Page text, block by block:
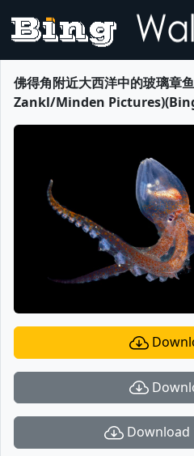
佛得角附近大西洋中的玻璃章
Zankl/Minden
Download